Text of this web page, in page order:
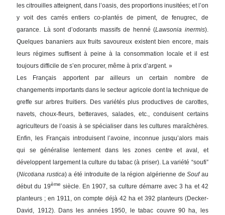
les citrouilles atteignent, dans l’oasis, des proportions inusitées; et l’on
y voit des carrés entiers co-plantés de piment, de fenugrec, de
garance. Là sont d’odorants massifs de henné (Lawsonia inermis).
Quelques bananiers aux fruits savoureux existent bien encore, mais
leurs régimes suffisent à peine à la consommation locale et il est
toujours difficile de s’en procurer, même à prix d’argent. »
Les Français apportent par ailleurs un certain nombre de
changements importants dans le secteur agricole dont la technique de
greffe sur arbres fruitiers. Des variétés plus productives de carottes,
navets, choux-fleurs, betteraves, salades, etc., conduisent certains
agriculteurs de l’oasis à se spécialiser dans les cultures maraîchères.
Enfin, les Français introduisent l’avoine, inconnue jusqu’alors mais
qui se généralise lentement dans les zones centre et aval, et
développent largement la culture du tabac (à priser). La variété “soufi”
(Nicotiana rustica) a été introduite de la région algérienne deSoufau
début du 19ème siècle. En 1907, sa culture démarre avec 3 ha et 42
planteurs ; en 1911, on compte déjà 42 ha et 392 planteurs (Decker-
David, 1912). Dans les années 1950, le tabac couvre 90 ha, les